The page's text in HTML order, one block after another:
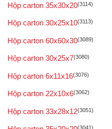
Hộp carton 35x30x20(3114)
Hộp carton 30x25x10(3113)
Hộp carton 60x60x30(3089)
Hộp carton 30x25x7(3080)
Hộp carton 6x11x16(3076)
Hộp carton 22x10x6(3062)
Hộp carton 33x28x12(3051)
(3041)